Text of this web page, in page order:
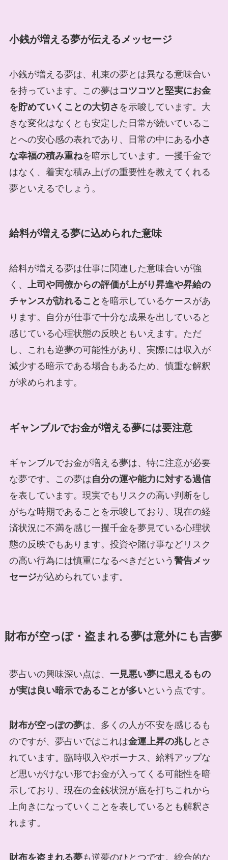
小銭が増える夢が伝えるメッセージ
小銭が増える夢は、札束の夢とは異なる意味合い
を持っています。この夢はコツコツと堅実にお金
を貯めていくことの大切さ を示唆しています。大
きな変化はなくとも安定した日常が続いているこ
とへの安心感の表れであり、日常の中にある小さ
な幸福の積み重ねを暗示しています。一攫千金で
はなく、着実な積み上げの重要性を教えてくれる
夢といえるでしょう。
給料が増える夢に込められた意味
給料が増える夢は仕事に関連した意味合いが強
く、 上司や同僚からの評価が上がり昇進や昇給の
チャンスが訪れること を暗示しているケースがあ
ります。自分が仕事で十分な成果を出していると
感じている心理状態の反映ともいえます。ただ
し、これも逆夢の可能性があり、実際には収入が
減少する暗示である場合もあるため、慎重な解釈
が求められます。
ギャンブルでお金が増える夢には要注意
ギャンブルでお金が増える夢は、特に注意が必要
な夢です。この夢は自分の運や能力に対する過信
を表しています。現実でもリスクの高い判断をし
がちな時期であることを示唆しており、現在の経
済状況に不満を感じ一攫千金を夢見ている心理状
態の反映でもあります。投資や賭け事などリスク
の高い行為には慎重になるべきだという 警告メッ
セージが込められています。
財布が空っぽ・盗まれる夢は意外にも吉夢
夢占いの興味深い点は、 一見悪い夢に思えるもの
が実は良い暗示であることが多いという点です。
財布が空っぽの夢は、多くの人が不安を感じるも
のですが、夢占いではこれは金運上昇の兆し とさ
れています。臨時収入やボーナス、給料アップな
ど思いがけない形でお金が入ってくる可能性を暗
示しており、現在の金銭状況が底を打ちこれから
上向きになっていくことを表しているとも解釈さ
れます。
財布を盗まれる夢も逆夢のひとつです。総合的な